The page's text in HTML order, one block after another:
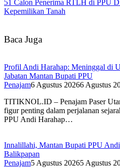
51 Calon Penerima RTLH di PPU
Kepemilikan Tanah
Baca Juga
Profil Andi Harahap: Meninggal di
Jabatan Mantan Bupati PPU
Penajam6 Agustus 20266 Agustus
TITIKNOL.ID – Penajam Paser
figur penting dalam perjalanan
PPU Andi Harahap…
Innalillahi, Mantan Bupati PPU
Balikpapan
Penajam5 Agustus 20265 Agustus